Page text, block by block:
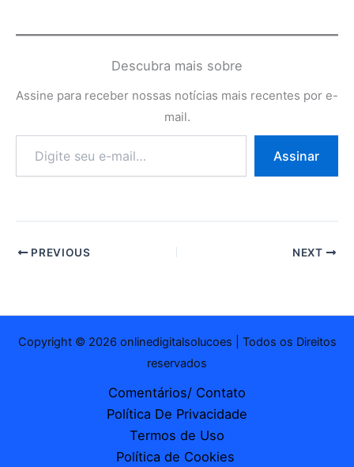
Descubra mais sobre
Assine para receber nossas notícias mais recentes por e-
mail.
e-
Assinar
PREVIOUS NEXT
Copyright © 2026 onlinedigitalsolucoes | Todos os Direitos
reservados
Comentários/ Contato
Política De Privacidade
Termos de Uso
Política de Cookies